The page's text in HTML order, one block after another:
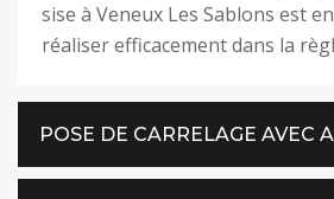
sise à Veneux Les Sablons est
réaliser efficacement dans la
POSE DE CARRELAGE AVEC